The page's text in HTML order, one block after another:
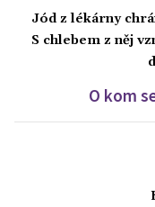
Jód z lékárny
S chlebem z něj
O kom